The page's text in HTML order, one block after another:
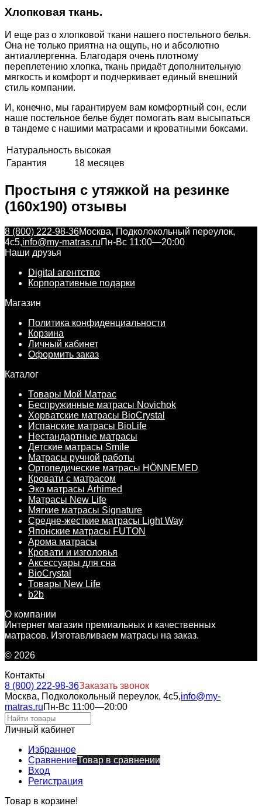
Хлопковая ткань.
И еще раз о хлопковой ткани нашего постельного белья.
Она не только приятна на ощупь, но и абсолютно
антиаллергенна. Благодаря очень плотному
переплетению хлопка, ткань придаёт дополнительную
мягкость и комфорт и подчеркивает единый внешний
стиль компании.
И, конечно, мы гарантируем вам комфортный сон, если
наше постельное белье будет помогать вам высыпаться
в тандеме с нашими матрасами и кроватными боксами.
Натуральность высокая
Гарантия
18 месяцев
Простыня с утяжкой на резинке
(160x190) отзывы
8 (800) 222-98-36Москва, Подколокольный переулок,
4с5,info@my-matras.ruПн-Вс 11:00—20:00
Наши друзья
Digital агентство
Корпоративные подарки
Магазин
Политика конфиденциальности
Корзина
Личный кабинет
Оформить заказ
Каталог
Товары Мой Матрас
Беспружинные матрасы Novichok
Хорватские матрасы BioCrystal
Испанские матрасы BioLife
Нестандартные матрасы
Детские матрасы Smile
Матрасы ручной работы
Ортопедические матрасы HÖNNEMED
Кровати с матрасом
Эко матрасы Arhimed
Матрасы New Life
Мягкие матрасы Signature
Средне-жесткие матрасы Light Way
Японские матрасы FUTON
Арома матрасы
Кровати и изголовья
Аксессуары для сна
BioCrystal
Товары New Life
b2b
О компании
Интернет магазин премиальных и качественных
матрасов. Изготавливаем матрасы на заказ.
© 2026
Контакты
8 (800) 222-98-36Заказать звонок
Москва, Подколокольный переулок, 4с5,info@my-
matras.ruПн-Вс 11:00—20:00
Личный кабинет
Избранное
СравнениеТовар в сравнении
Вход
Регистрация
Товар в корзине!